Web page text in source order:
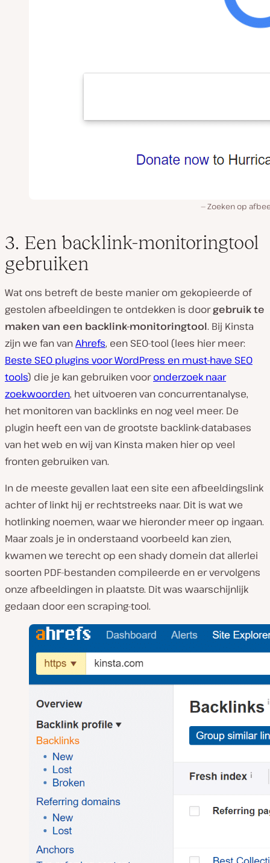
Zoeken op
3. Een backlink-monitoringtool
gebruiken
Wat ons betreft de beste manier om gekopieerde of
gestolen afbeeldingen te ontdekken is doorgebruik te
maken van een backlink-monitoringtool. Bij Kinsta
zijn we fan vanAhrefs, een SEO-tool (lees hier meer:
Beste SEO plugins voor WordPress en must-have SEO
tools) die je kan gebruiken vooronderzoek naar
zoekwoorden, het uitvoeren van concurrentanalyse,
het monitoren van backlinks en nog veel meer. De
plugin heeft een van de grootste backlink-databases
van het web en wij van Kinsta maken hier op veel
fronten gebruiken van.
In de meeste gevallen laat een site een afbeeldingslink
achter of linkt hij er rechtstreeks naar. Dit is wat we
hotlinking noemen, waar we hieronder meer op ingaan.
Maar zoals je in onderstaand voorbeeld kan zien,
kwamen we terecht op een shady domein dat allerlei
soorten PDF-bestanden compileerde en er vervolgens
onze afbeeldingen in plaatste. Dit was waarschijnlijk
gedaan door een scraping-tool.